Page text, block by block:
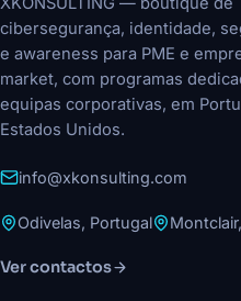
cibersegurança, identidade,
e awareness para PME e
market, com programas
equipas corporativas, em
Estados Unidos.
info@xkonsulting.com
Odivelas, Portugal
Ver contactos